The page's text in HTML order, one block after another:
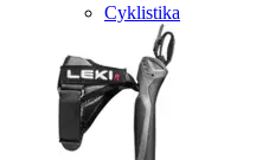
Cyklistika